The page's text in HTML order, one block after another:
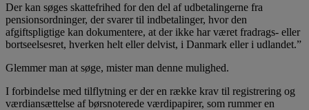
Der kan søges skattefrihed for den del af udbetalingerne fra
pensionsordninger, der svarer til indbetalinger, hvor den
afgiftspligtige kan dokumentere, at der ikke har været fradrags- eller
bortseelsesret, hverken helt eller delvist, i Danmark eller i udlandet.”
Glemmer man at søge, mister man denne mulighed.
I forbindelse med tilflytning er der en række krav til registrering og
værdiansættelse af børsnoterede værdipapirer, som rummer en